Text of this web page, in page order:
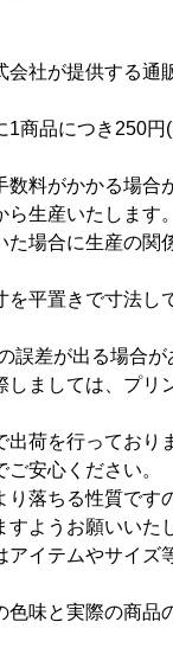
会社が提供する通
1商品につき250
数料がかかる場合
ら生産いたします。
た場合に生産の関
を平置きで寸法し
差が出る場合が
しましては、プリ
荷を行っており
安心ください。
落ちる性質です
ようお願いいた
アイテムやサイズ
色味と実際の商